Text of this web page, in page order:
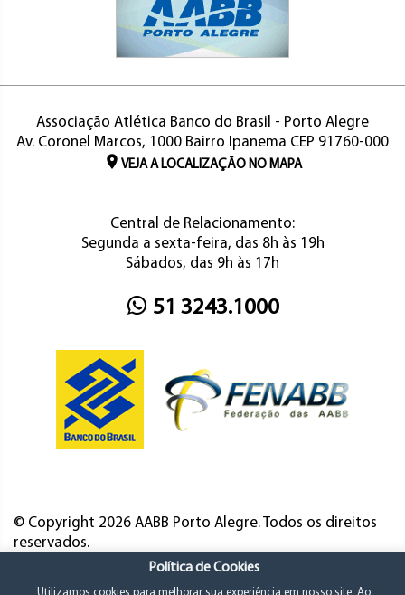
Associação Atlética Banco do Brasil - Porto Alegre
Av. Coronel Marcos, 1000 Bairro Ipanema CEP 91760-000
VEJA A LOCALIZAÇÃO NO MAPA
Central de Relacionamento:
Segunda a sexta-feira, das 8h às 19h
Sábados, das 9h às 17h
51 3243.1000
© Copyright 2026 AABB Porto Alegre. Todos os direitos
reservados.
Política de Cookies